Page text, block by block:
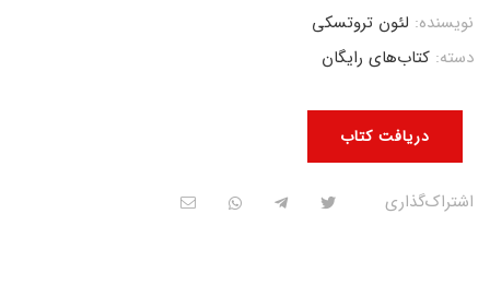
دریافت کتاب
نویسنده: لئون تروتسکی
دسته: کتاب‌های رایگان
اشتراک‌گذاری